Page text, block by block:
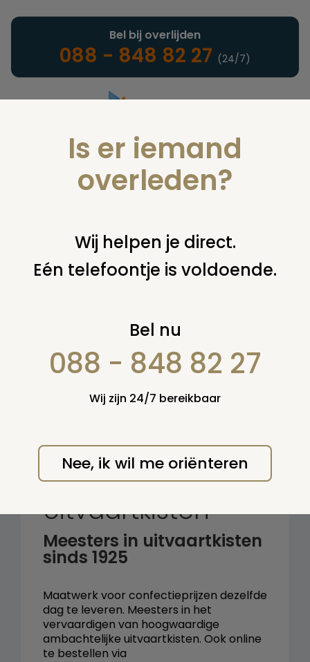
Landelijke uitvaartonderneming
Bel bij overlijden
088 - 848 82 27 (24/7)
Vind een onderneming of
instelling
Zoeken
Terug naar overzicht
Van Wijk
Uitvaartkisten
Meesters in uitvaartkisten
sinds 1925
Maatwerk voor confectieprijzen dezelfde
dag te leveren. Meesters in het
vervaardigen van hoogwaardige
ambachtelijke uitvaartkisten. Ook online
te bestellen via
Is er iemand
overleden?
Wij helpen je direct.
Eén telefoontje is voldoende.
Bel nu
088 - 848 82 27
Wij zijn 24/7 bereikbaar
Nee, ik wil me oriënteren